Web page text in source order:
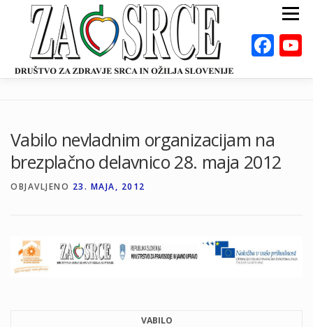
Preskoči
Meni
DEJAVNOSTI ODKLOP-I VAROVALNA ŽIVILA
O NAS KALKULATORJI
Vabilo nevladnim organizacijam na
brezplačno delavnico 28. maja 2012
OBJAVLJENO 23. MAJA, 2012
VABILO